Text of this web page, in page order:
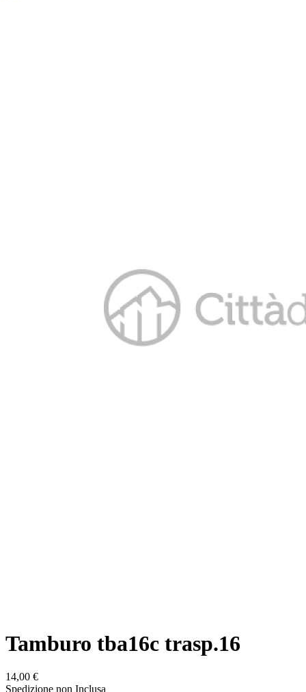
Tamburo tba16c trasp.16
14,00 €
Spedizione non Inclusa